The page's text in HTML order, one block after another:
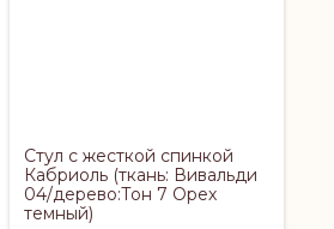
Стул с жесткой спинкой
Кабриоль (ткань: Вивальди
04/дерево:Тон 7 Орех
темный)